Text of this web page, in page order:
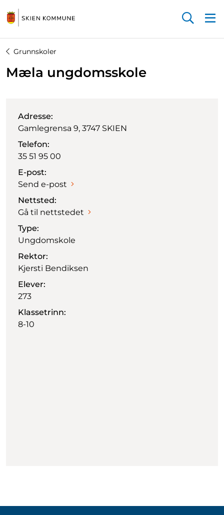
Grunnskoler
Mæla ungdomsskole
Adresse:
Gamlegrensa 9, 3747 SKIEN
Telefon:
35 51 95 00
E-post:
Send e-post
Nettsted:
Gå til nettstedet
Type:
Ungdomskole
Rektor:
Kjersti Bendiksen
Elever:
273
Klassetrinn:
8-10